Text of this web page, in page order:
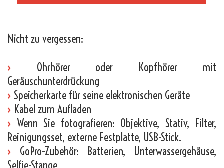
Nicht zu vergessen:
›
Ohrhörer oder Kopfhörer mit
Geräuschunterdrückung
› Speicherkarte für seine elektronischen Geräte
› Kabel zum Aufladen
› Wenn Sie fotografieren: Objektive, Stativ, Filter,
Reinigungsset, externe Festplatte, USB-Stick.
› GoPro-Zubehör: Batterien, Unterwassergehäuse,